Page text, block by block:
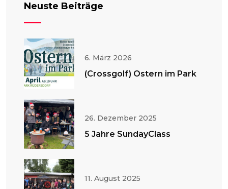
Neuste Beiträge
6. März 2026
(Crossgolf) Ostern im Park
26. Dezember 2025
5 Jahre SundayClass
11. August 2025